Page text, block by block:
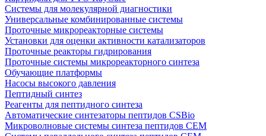
Системы для молекулярной диагностики
Универсальные комбинированные системы
Проточные микрореакторные системы
Установки для оценки активности катализаторов
Проточные реакторы гидрирования
Проточные системы микрореакторного синтеза
Обучающие платформы
Насосы высокого давления
Пептидный синтез
Реагенты для пептидного синтеза
Автоматические синтезаторы пептидов CSBio
Микроволновые системы синтеза пептидов CEM